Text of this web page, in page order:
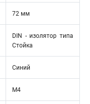
72 мм
DIN - изолятор типа
Стойка
Синий
М4